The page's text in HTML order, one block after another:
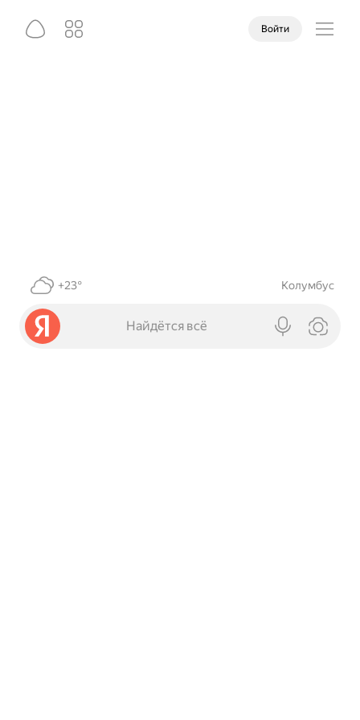
Войти
+23° Колумбус
Найдётся всё